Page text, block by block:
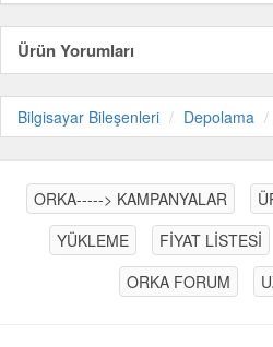
Ürün Yorumları
Bilgisayar Bileşenleri Depolama
ORKA-----> KAMPANYALAR
YÜKLEME
FİYAT LİSTESİ
ORKA FORUM